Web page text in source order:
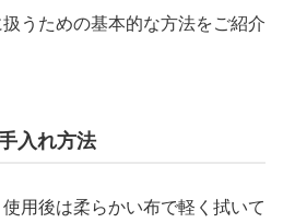
うための基本的な方法をご紹介
入れ方法
用後は柔らかい布で軽く拭いて